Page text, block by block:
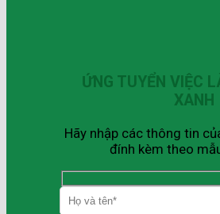
ỨNG TUYỂN VIỆC
XANH
Hãy nhập các thông tin
đính kèm theo